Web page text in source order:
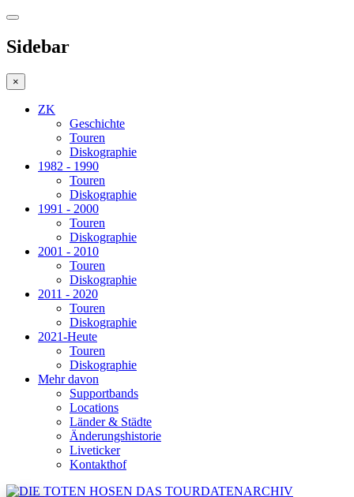
Sidebar
×
ZK
Geschichte
Touren
Diskographie
1982 - 1990
Touren
Diskographie
1991 - 2000
Touren
Diskographie
2001 - 2010
Touren
Diskographie
2011 - 2020
Touren
Diskographie
2021-Heute
Touren
Diskographie
Mehr davon
Supportbands
Locations
Länder & Städte
Änderungshistorie
Liveticker
Kontakthof